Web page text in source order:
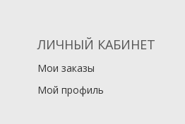
ЛИЧНЫЙ КАБИНЕТ
Мои заказы
Мой профиль